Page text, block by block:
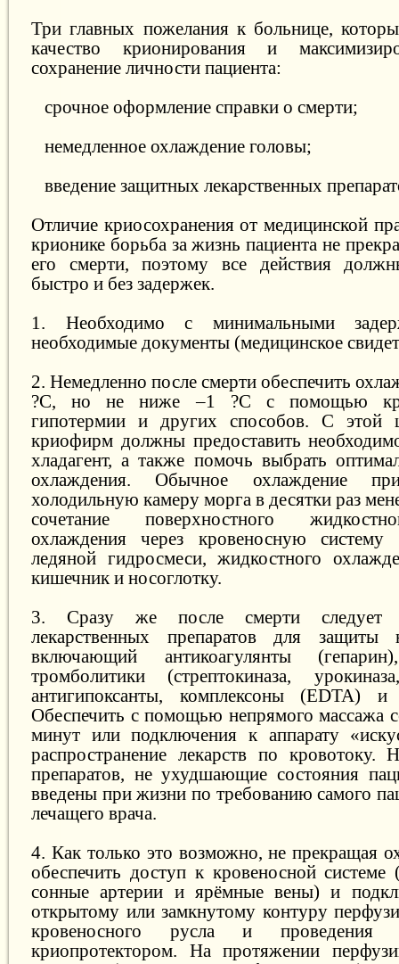
Три главных пожелания к больнице,
качество крионирования и
сохранение личности пациента:
срочное оформление справки о смерти;
немедленное охлаждение головы;
введение защитных лекарственных
Отличие криосохранения от медицинской
крионике борьба за жизнь пациента не
его смерти, поэтому все действия
быстро и без задержек.
1. Необходимо с минимальными
необходимые документы (медицинское
2. Немедленно после смерти обеспечить
?С, но не ниже –1 ?С с помощью
гипотермии и других способов. С этой
криофирм должны предоставить
хладагент, а также помочь выбрать
охлаждения. Обычное охлаждение
холодильную камеру морга в десятки раз
сочетание поверхностного
охлаждения через кровеносную систему
ледяной гидросмеси, жидкостного
кишечник и носоглотку.
3. Сразу же после смерти следует
лекарственных препаратов для защиты
включающий антикоагулянты
тромболитики (стрептокиназа,
антигипоксанты, комплексоны (EDTA) и
Обеспечить с помощью непрямого массажа
минут или подключения к аппарату
распространение лекарств по кровотоку.
препаратов, не ухудшающие состояния
введены при жизни по требованию самого
лечащего врача.
4. Как только это возможно, не прекращая
обеспечить доступ к кровеносной
сонные артерии и ярёмные вены) и
открытому или замкнутому контуру
кровеносного русла и проведения
криопротектором. На протяжении